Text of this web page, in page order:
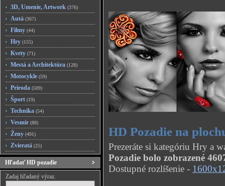
3D, Umenie, Artwork (376)
Autá (367)
Filmy (44)
Hry (155)
Kvety (71)
Mestá a Architektúra (128)
Motocykle (59)
Príroda (509)
Šport (19)
Technika (54)
Vesmír (88)
Ženy (491)
Zvieratá (25)
Hľadať HD pozadie
Zadaj hľadaný výraz.
HD Pozadie na
Prezeráte si kategóriu Hry a
Pozadie bolo zobrazené
Dostupné rozlíšenie -